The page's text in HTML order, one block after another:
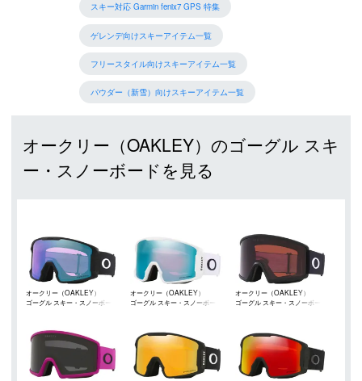
スキー対応 Garmin fenix7 GPS 特集
ゲレンデ向けスキーアイテム一覧
フリースタイル向けスキーアイテム一覧
パウダー（新雪）向けスキーアイテム一覧
オークリー（OAKLEY）のゴーグル スキ
ー・スノーボードを見る
オークリー（OAKLEY）
ゴーグル スキー・スノーボード
オークリー（OAKLEY）
ゴーグル スキー・スノーボード
オークリー（OAKLEY）
ゴーグル スキー・スノーボード